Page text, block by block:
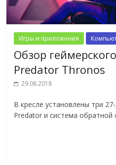
Игры и приложения
Обзор
Predator Thronos
29.08.2018
В кресле установлены три
Predator и система обратной